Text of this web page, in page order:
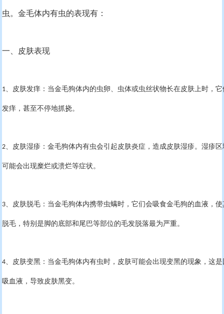
虫。金毛体内有虫的表现有：
一、皮肤表现
1、皮肤发痒：当金毛狗体内的虫卵、虫体或虫丝状物长在皮肤上时，
发痒，甚至不停地抓挠。
2、皮肤湿疹：金毛狗体内有虫会引起皮肤炎症，造成皮肤湿疹。湿疹
可能会出现糜烂或溃烂等症状。
3、皮肤脱毛：当金毛狗体内携带虫螨时，它们会吸食金毛狗的血液，
脱毛，特别是脚的底部和尾巴等部位的毛发脱落最为严重。
4、皮肤变黑：当金毛狗体内有虫时，皮肤可能会出现变黑的现象，这
吸血液，导致皮肤黑变。